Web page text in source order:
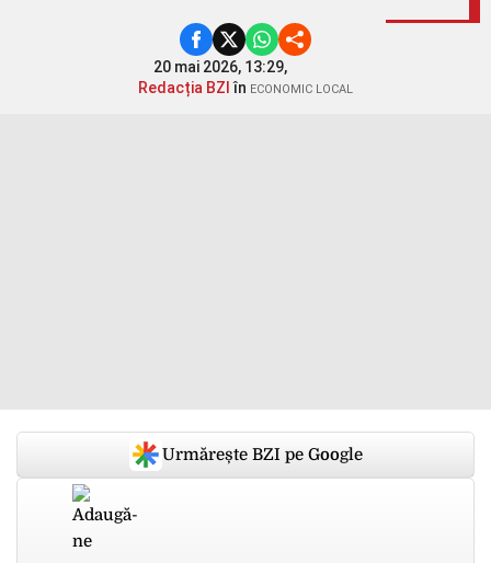
20 mai 2026, 13:29,
Redacția BZI în ECONOMIC LOCAL
Urmărește BZI pe Google